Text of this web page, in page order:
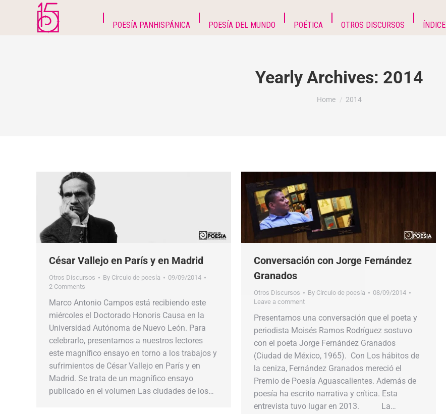
POESÍA PANHISPÁNICA POESÍA DEL MUNDO POÉTICA OTROS DISCURSOS ÍNDICE
Yearly Archives: 2014
You are here:
Home 2014
César Vallejo en París y en Madrid
Otros Discursos By Círculo de poesía
09/09/2014
2 Comments
Marco Antonio Campos está recibiendo este
miércoles el Doctorado Honoris Causa en la
Universidad Autónoma de Nuevo León. Para
celebrarlo, presentamos a nuestros lectores
este magnífico ensayo en torno a los trabajos y
sufrimientos de César Vallejo en París y en
Madrid. Se trata de un magnífico ensayo
publicado en el volumen Las ciudades de los…
Conversación con Jorge Fernández
Granados
Otros Discursos By Círculo de poesía
08/09/2014
Leave a comment
Presentamos una conversación que el poeta y
periodista Moisés Ramos Rodríguez sostuvo
con el poeta Jorge Fernández Granados
(Ciudad de México, 1965). Con Los hábitos de
la ceniza, Fernández Granados mereció el
Premio de Poesía Aguascalientes. Además de
poesía ha escrito narrativa y crítica. Esta
entrevista tuvo lugar en 2013. La…